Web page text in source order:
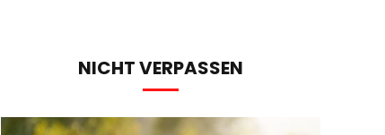
NICHT VERPASSEN